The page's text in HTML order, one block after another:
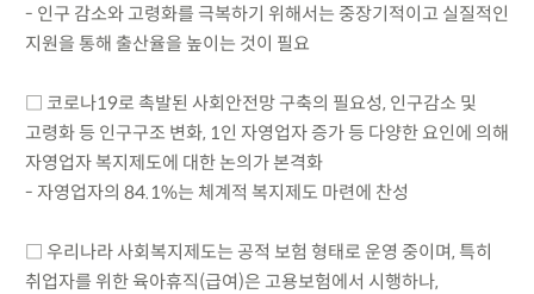
- 인구 감소와 고령화를 극복하기 위해서는 중장기적이고 실질적인
지원을 통해 출산율을 높이는 것이 필요
□ 코로나19로 촉발된 사회안전망 구축의 필요성, 인구감소 및
고령화 등 인구구조 변화, 1인 자영업자 증가 등 다양한 요인에 의해
자영업자 복지제도에 대한 논의가 본격화
- 자영업자의 84.1%는 체계적 복지제도 마련에 찬성
□ 우리나라 사회복지제도는 공적 보험 형태로 운영 중이며, 특히
취업자를 위한 육아휴직(급여)은 고용보험에서 시행하나,